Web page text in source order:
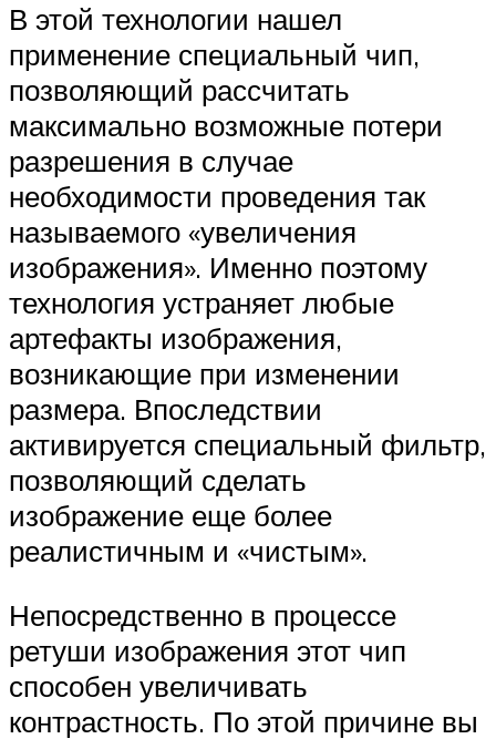
В этой технологии нашел
применение специальный чип,
позволяющий рассчитать
максимально возможные потери
разрешения в случае
необходимости проведения так
называемого «увеличения
изображения». Именно поэтому
технология устраняет любые
артефакты изображения,
возникающие при изменении
размера. Впоследствии
активируется специальный фильтр,
позволяющий сделать
изображение еще более
реалистичным и «чистым».
Непосредственно в процессе
ретуши изображения этот чип
способен увеличивать
контрастность. По этой причине вы